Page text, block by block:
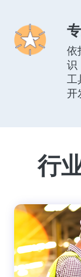
依
识
工
开
行